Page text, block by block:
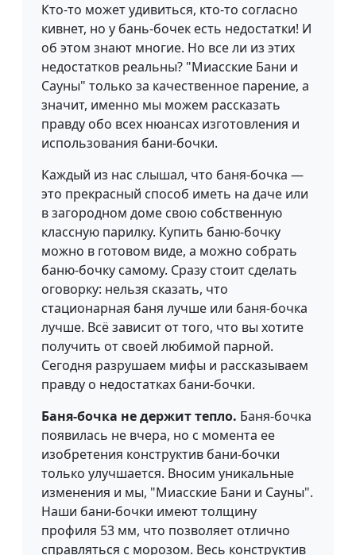
Кто-то может удивиться, кто-то согласно
кивнет, но у бань-бочек есть недостатки! И
об этом знают многие. Но все ли из этих
недостатков реальны? "Миасские Бани и
Сауны" только за качественное парение, а
значит, именно мы можем рассказать
правду обо всех нюансах изготовления и
использования бани-бочки.
Каждый из нас слышал, что баня-бочка —
это прекрасный способ иметь на даче или
в загородном доме свою собственную
классную парилку. Купить баню-бочку
можно в готовом виде, а можно собрать
баню-бочку самому. Сразу стоит сделать
оговорку: нельзя сказать, что
стационарная баня лучше или баня-бочка
лучше. Всё зависит от того, что вы хотите
получить от своей любимой парной.
Сегодня разрушаем мифы и рассказываем
правду о недостатках бани-бочки.
Баня-бочка не держит тепло. Баня-бочка
появилась не вчера, но с момента ее
изобретения конструктив бани-бочки
только улучшается. Вносим уникальные
изменения и мы, "Миасские Бани и Сауны".
Наши бани-бочки имеют толщину
профиля 53 мм, что позволяет отлично
справляться с морозом. Весь конструктив